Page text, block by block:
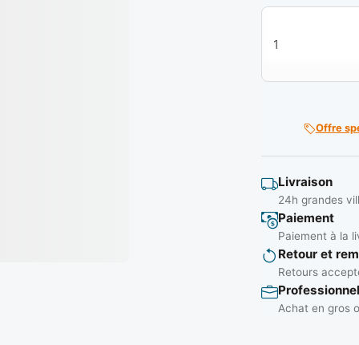
quantité de
Offre
Livraison
24h grandes
Paiement
Paiement à la
Retour et
Retours
Achat en gros